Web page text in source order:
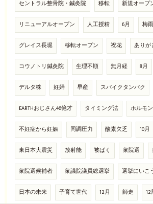
セントラル整骨院・鍼灸院 移転 新規オープ
リニューアルオープン 人工授精 6月 梅雨
グレイス長堀 移転オープン 祝花 ありが
コウノトリ鍼灸院 生理不順 無月経 8月
デルタ株 妊婦 早産 スパイクタンパク
EARTHおじさん46億才 タイミング法 ホルモ
不妊症から妊娠 同調圧力 酸素欠乏 10月
東日本大震災 放射能 被ばく 衆院選
衆院選候補者 衆議院議員総選挙 選挙にいこ
日本の未来 子育て世代 12月 師走